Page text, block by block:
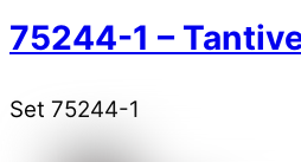
75244-1 –
Set 75244-1